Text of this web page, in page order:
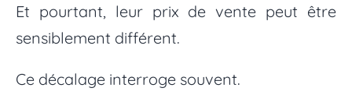
Et pourtant, leur prix de vente peut être
sensiblement différent.
Ce décalage interroge souvent.